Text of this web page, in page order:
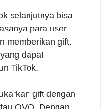
selanjutnya bisa
para user
memberikan gift.
dapat
TikTok.
gift dengan